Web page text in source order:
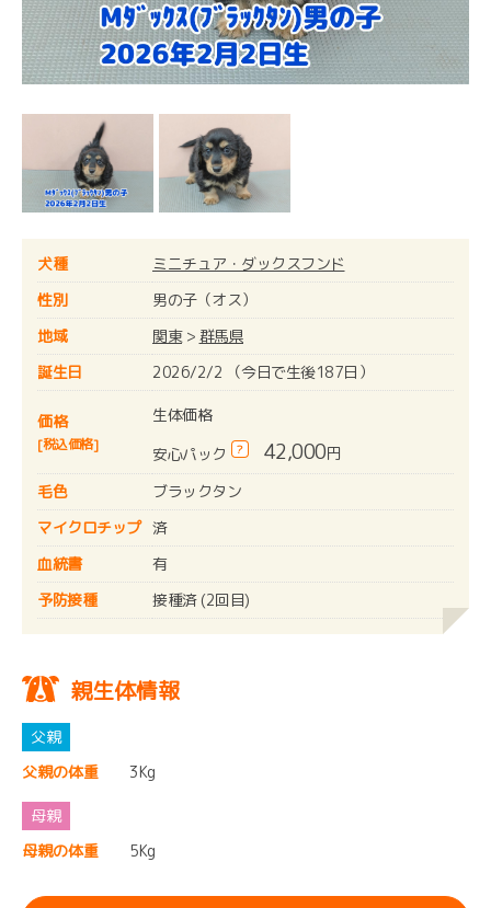
犬種
ミニチュア・ダックスフンド
性別
男の子（オス）
地域
関東> 群馬県
誕生日
2026/2/2 （今日で生後187日）
価格
[税込価格]
生体価格
安心パック
? 42,000円
毛色
ブラックタン
マイクロチップ 済
血統書
有
予防接種
接種済 (2回目)
親生体情報
父親の体重 3Kg
母親の体重 5Kg